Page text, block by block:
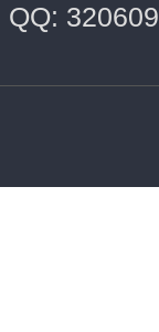
QQ: